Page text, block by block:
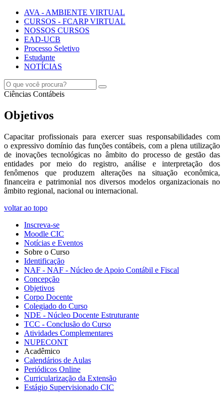
AVA - AMBIENTE VIRTUAL
CURSOS - FCARP VIRTUAL
NOSSOS CURSOS
EAD-UCB
Processo Seletivo
Estudante
NOTÍCIAS
Ciências Contábeis
Objetivos
Capacitar profissionais para exercer suas responsabilidades com
o expressivo domínio das funções contábeis, com a plena utilização
de inovações tecnológicas no âmbito do processo de gestão das
entidades por meio do registro, análise e interpretação dos
fenômenos que produzem alterações na situação econômica,
financeira e patrimonial nos diversos modelos organizacionais no
âmbito regional, nacional ou internacional.
voltar ao topo
Inscreva-se
Moodle CIC
Notícias e Eventos
Sobre o Curso
Identificação
NAF - NAF - Núcleo de Apoio Contábil e Fiscal
Concepção
Objetivos
Corpo Docente
Colegiado do Curso
NDE - Núcleo Docente Estruturante
TCC - Conclusão do Curso
Atividades Complementares
NUPECONT
Acadêmico
Calendários de Aulas
Periódicos Online
Curricularização da Extensão
Estágio Supervisionado CIC